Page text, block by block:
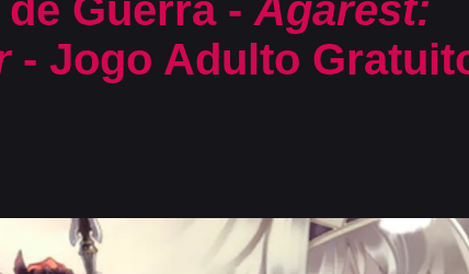
Guerra - Agarest:
- Jogo Adulto